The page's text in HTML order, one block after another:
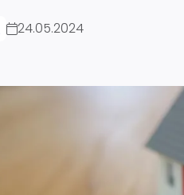
24.05.2024